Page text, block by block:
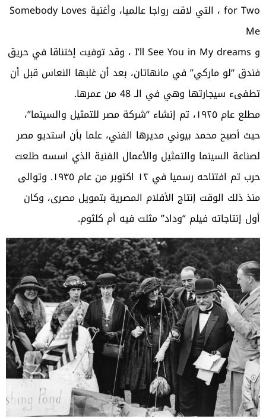
for Two ، التي لاقت رواجا عالميا، وأغنية Somebody Loves
Me
و I’ll See You in My dreams ، وقد توفيت إختناقا في حريق
فندق “لو ماركي” في مانهاتان، بعد أن غلبها النعاس قبل أن
تطفىء سيجارتها وهي في الـ 48 من عمرها.
مطلع عام ١٩٢٥، تم إنشاء “شركة مصر للتمثيل والسينما”،
حيث أصبح محمد بيوني مديرها الفني، علما بأن استديو مصر
لصناعة السينما والتمثيل والأعمال الفنية الذي اسسه طلعت
حرب تم افتتاحه رسميا في ١٢ اكتوبر من عام ١٩٣٥. وتوالى
منذ ذلك الوقت إنتاج الأفلام المصرية بتمويل مصرى، وكان
أول إنتاجاته فيلم “وداد” مثلت فيه أم كلثوم.